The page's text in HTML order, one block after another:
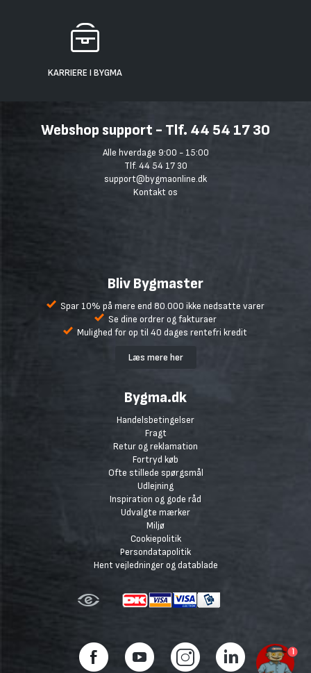
KARRIERE I BYGMA
Webshop support - Tlf. 44 54 17 30
Alle hverdage 9:00 - 15:00
Tlf. 44 54 17 30
support@bygmaonline.dk
Kontakt os
Bliv Bygmaster
Spar 10% på mere end 80.000 ikke nedsatte varer
Se dine ordrer og fakturaer
Mulighed for op til 40 dages rentefri kredit
Læs mere her
Bygma.dk
Handelsbetingelser
Fragt
Retur og reklamation
Fortryd køb
Ofte stillede spørgsmål
Udlejning
Inspiration og gode råd
Udvalgte mærker
Miljø
Cookiepolitik
Persondatapolitik
Hent vejledninger og datablade
1